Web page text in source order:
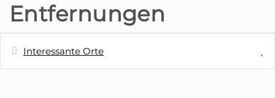
Entfernungen
Interessante Orte